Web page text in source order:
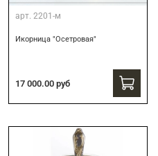
арт. 2201-м
Икорница "Осетровая"
17 000.00 руб